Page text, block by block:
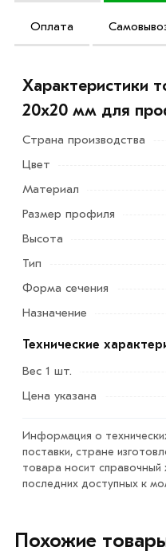
Оплата
Заглушка 20х20 мм для
как опорная или
металлоконструкций
Обеспечивает надежную
грязи. Благодаря
заглушка надежности
«Добавить в корзину»
«Быстрый заказ». Также
Характеристики
20х20 мм для
Страна производства
Цвет
Материал
Размер профиля
Высота
Тип
Форма сечения
Назначение
Технические
Вес 1 шт.
Цена указана
Информация о
поставки, стране
товара носит
последних доступных к
Похожие